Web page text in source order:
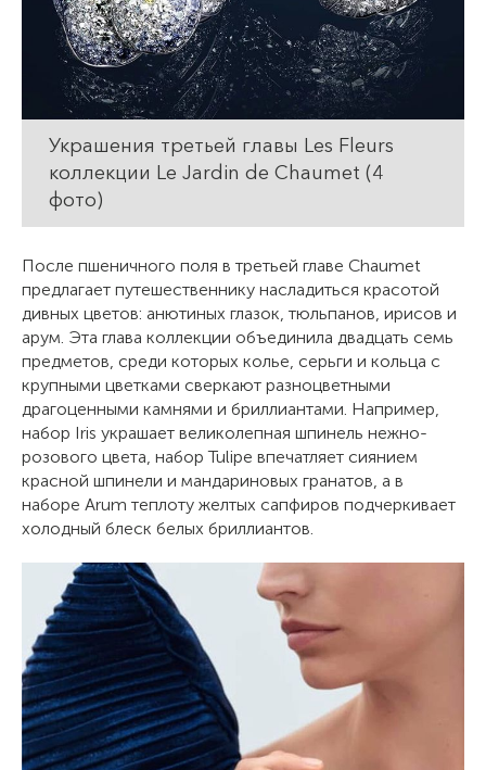
Украшения третьей главы Les Fleurs
коллекции Le Jardin de Chaumet (4
фото)
После пшеничного поля в третьей главе Chaumet
предлагает путешественнику насладиться красотой
дивных цветов: анютиных глазок, тюльпанов, ирисов и
арум. Эта глава коллекции объединила двадцать семь
предметов, среди которых колье, серьги и кольца с
крупными цветками сверкают разноцветными
драгоценными камнями и бриллиантами. Например,
набор Iris украшает великолепная шпинель нежно-
розового цвета, набор Tulipe впечатляет сиянием
красной шпинели и мандариновых гранатов, а в
наборе Arum теплоту желтых сапфиров подчеркивает
холодный блеск белых бриллиантов.